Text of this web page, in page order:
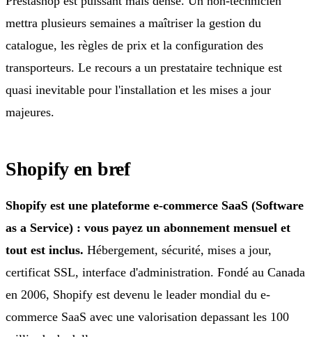
mettra plusieurs semaines a maîtriser la gestion du
catalogue, les règles de prix et la configuration des
transporteurs. Le recours a un prestataire technique est
quasi inevitable pour l'installation et les mises a jour
majeures.
Shopify en bref
Shopify est une plateforme e-commerce SaaS (Software
as a Service) : vous payez un abonnement mensuel et
tout est inclus. Hébergement, sécurité, mises a jour,
certificat SSL, interface d'administration. Fondé au Canada
en 2006, Shopify est devenu le leader mondial du e-
commerce SaaS avec une valorisation depassant les 100